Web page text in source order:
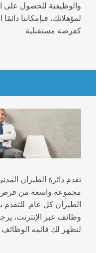
والوظيفية للحصول على
لمؤهلاتك، فبإمكاننا
كفرصة مستقبلية.
تقدم دائرة الطيران
مجموعة واسعة من
الطيران كل عام.
وظائف عبر الإنترنت،
لتظهر لك قائمه الوظائف